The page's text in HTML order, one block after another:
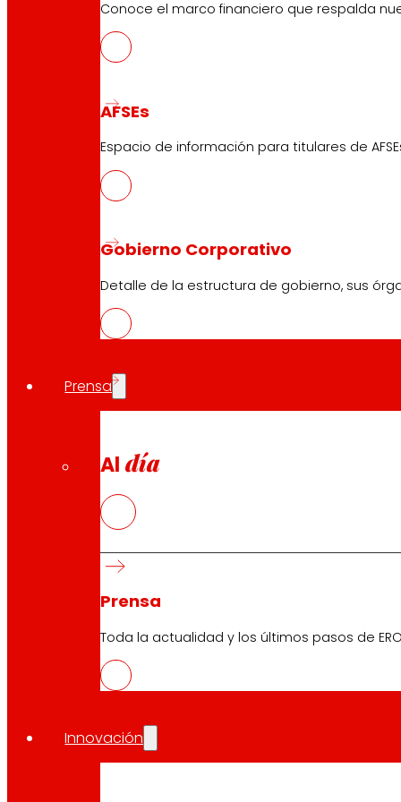
Conoce el marco financiero que respalda
AFSEs
Espacio de información para titulares de
Gobierno Corporativo
Detalle de la estructura de gobierno, sus
Prensa
Al día
Prensa
Toda la actualidad y los últimos pasos de
Innovación